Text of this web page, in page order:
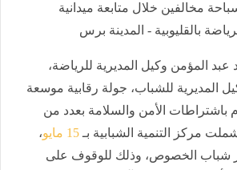
مخالفين خلال متابعة ميدانية
بالقليوبية - المدينة برس
عبد المؤمن وكيل المديرية للرياضة،
المديرية للشباب، جولة رقابية موسعة
باشتراطات الأمن والسلامة بعدد من
مركز التنمية الشبابية بـ 15 مايو
،
شباب الخصوص، وذلك للوقوف على